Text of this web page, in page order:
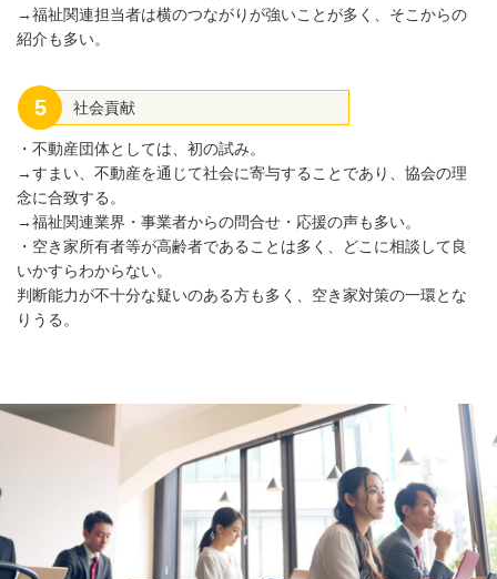
→福祉関連担当者は横のつながりが強いことが多く、そこからの
紹介も多い。
5 社会貢献
・不動産団体としては、初の試み。
→すまい、不動産を通じて社会に寄与することであり、協会の理
念に合致する。
→福祉関連業界・事業者からの問合せ・応援の声も多い。
・空き家所有者等が高齢者であることは多く、どこに相談して良
いかすらわからない。
判断能力が不十分な疑いのある方も多く、空き家対策の一環とな
りうる。